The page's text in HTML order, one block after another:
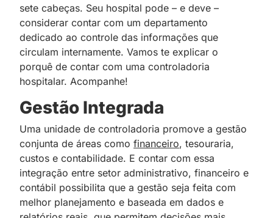
sete cabeças. Seu hospital pode – e deve –
considerar contar com um departamento
dedicado ao controle das informações que
circulam internamente. Vamos te explicar o
porquê de contar com uma controladoria
hospitalar. Acompanhe!
Gestão Integrada
Uma unidade de controladoria promove a gestão
conjunta de áreas como financeiro, tesouraria,
custos e contabilidade. E contar com essa
integração entre setor administrativo, financeiro e
contábil possibilita que a gestão seja feita com
melhor planejamento e baseada em dados e